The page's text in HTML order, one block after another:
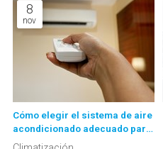
8
nov
Cómo elegir el sistema de aire
acondicionado adecuado para
tu hogar